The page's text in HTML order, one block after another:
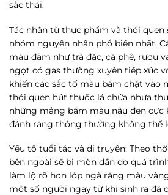
sắc thái.
Tác nhân từ thực phẩm và thói quen
nhóm nguyên nhân phổ biến nhất.
màu đậm như trà đặc, cà phê, rượu
ngọt có gas thường xuyên tiếp xúc
khiến các sắc tố màu bám chặt vào
thói quen hút thuốc lá chứa nhựa
những mảng bám màu nâu đen cực
đánh răng thông thường không thể
Yếu tố tuổi tác và di truyền: Theo
bên ngoài sẽ bị mòn dần do quá
làm lộ rõ hơn lớp ngà răng màu
một số người ngay từ khi sinh ra đã